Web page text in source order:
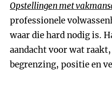
Opstellingen met
professionele
waar die hard nodig is.
aandacht voor wat
begrenzing, positie en